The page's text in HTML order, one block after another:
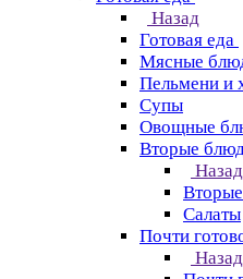
Назад
Готовая еда
Мясные
Пельмени и
Супы
Овощные
Вторые
Назад
Салаты
Почти
Назад